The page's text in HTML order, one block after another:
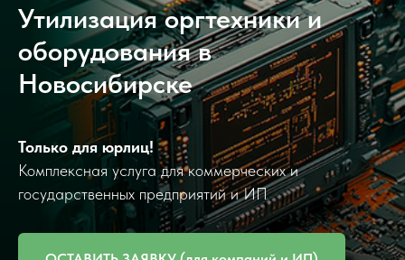
Утилизация оргтехники и
оборудования в
Новосибирске
Только для юрлиц!
Комплексная услуга для коммерческих и
государственных предприятий и ИП